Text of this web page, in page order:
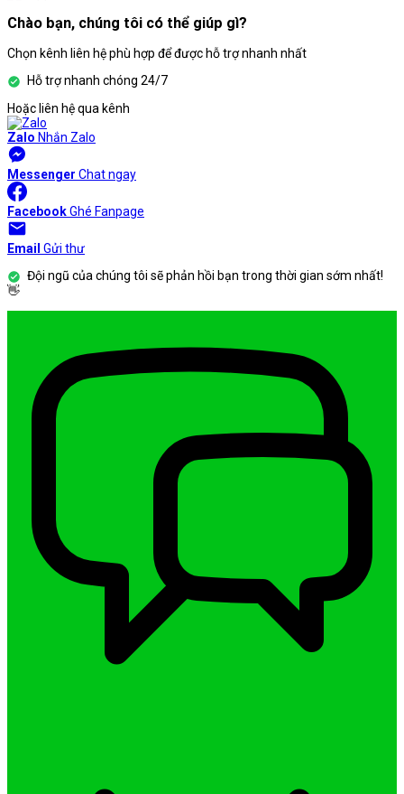
Chào bạn, chúng tôi có thể giúp gì?
Chọn kênh liên hệ phù hợp để được hỗ trợ nhanh nhất
Hỗ trợ nhanh chóng 24/7
Hoặc liên hệ qua kênh
Zalo Nhắn Zalo
Messenger Chat ngay
FacebookGhé Fanpage
Email Gửi thư
Đội ngũ của chúng tôi sẽ phản hồi bạn trong thời gian sớm nhất!
👋